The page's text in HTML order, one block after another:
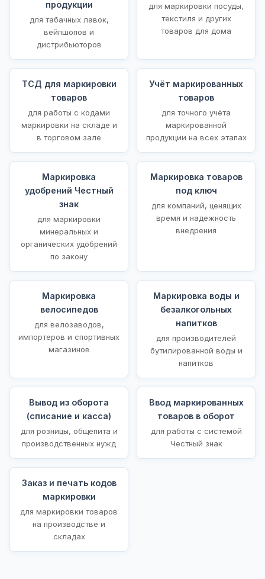
продукции
для табачных лавок,
вейпшопов и
дистрибьюторов
для маркировки посуды,
текстиля и других
товаров для дома
ТСД для маркировки
товаров
для работы с кодами
маркировки на складе и
в торговом зале
Учёт маркированных
товаров
для точного учёта
маркированной
продукции на всех этапах
Маркировка
удобрений Честный
знак
для маркировки
минеральных и
органических удобрений
по закону
Маркировка товаров
под ключ
для компаний, ценящих
время и надежность
внедрения
Маркировка
велосипедов
для велозаводов,
импортеров и спортивных
магазинов
Маркировка воды и
безалкогольных
напитков
для производителей
бутилированной воды и
напитков
Вывод из оборота
(списание и касса)
для розницы, общепита и
производственных нужд
Ввод маркированных
товаров в оборот
для работы с системой
Честный знак
Заказ и печать кодов
маркировки
для маркировки товаров
на производстве и
складах